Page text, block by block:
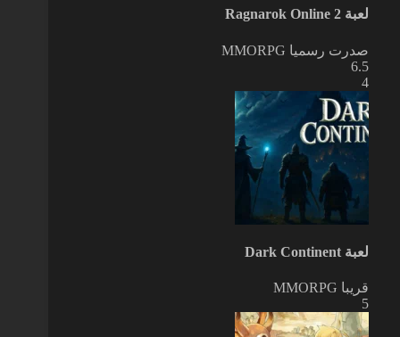
لعبة Ragnarok Online 2
صدرت رسميا MMORPG
6.5
4
لعبة Dark Continent
قريبا MMORPG
5